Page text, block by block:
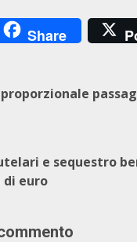
Share
proporzionale
e sequestro
di euro